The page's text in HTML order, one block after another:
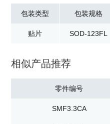
包装类型
贴片
包装规格
SOD-123FL
相似产品推荐
零件编号
SMF3.3CA